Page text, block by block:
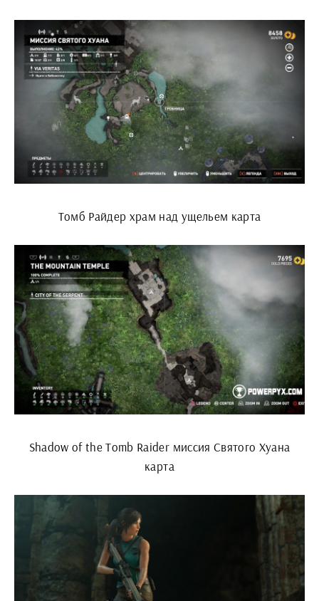
Томб Райдер храм над ущельем карта
Shadow of the Tomb Raider миссия Святого Хуана
карта